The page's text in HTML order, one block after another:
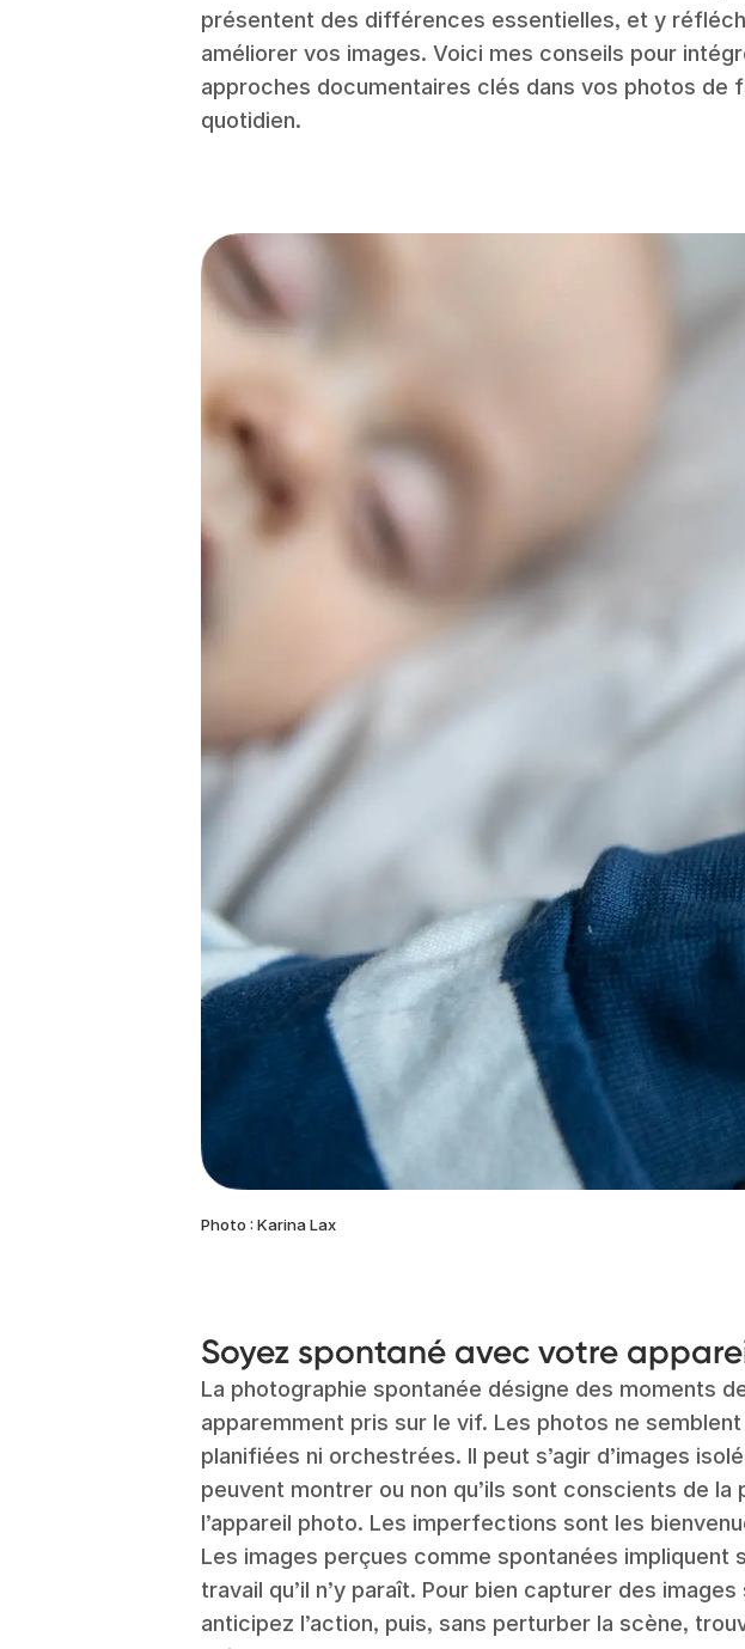
présentent des différences essentielles, et y
améliorer vos images. Voici mes conseils pour
approches documentaires clés dans vos photos de
quotidien.
Photo : Karina Lax
Soyez spontané avec votre
La photographie spontanée désigne des moments
apparemment pris sur le vif. Les photos ne
planifiées ni orchestrées. Il peut s’agir d’images
peuvent montrer ou non qu’ils sont conscients de la
l’appareil photo. Les imperfections sont les
Les images perçues comme spontanées impliquent
travail qu’il n’y paraît. Pour bien capturer des
anticipez l’action, puis, sans perturber la scène,